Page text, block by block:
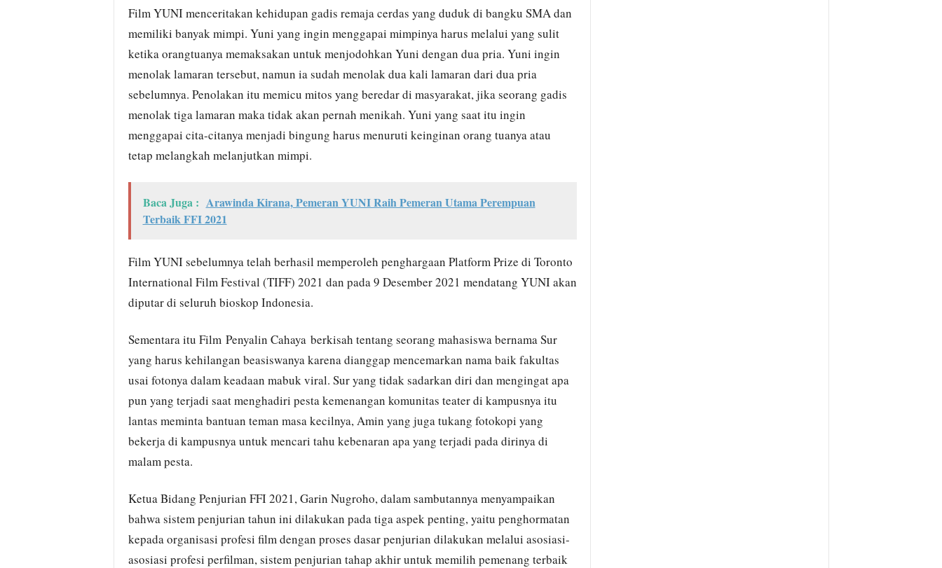
Film YUNI menceritakan kehidupan gadis remaja cerdas yang duduk di bangku SMA dan
memiliki banyak mimpi. Yuni yang ingin menggapai mimpinya harus melalui yang sulit
ketika orangtuanya memaksakan untuk menjodohkan Yuni dengan dua pria. Yuni ingin
menolak lamaran tersebut, namun ia sudah menolak dua kali lamaran dari dua pria
sebelumnya. Penolakan itu memicu mitos yang beredar di masyarakat, jika seorang gadis
menolak tiga lamaran maka tidak akan pernah menikah. Yuni yang saat itu ingin
menggapai cita-citanya menjadi bingung harus menuruti keinginan orang tuanya atau
tetap melangkah melanjutkan mimpi.
Baca Juga : Arawinda Kirana, Pemeran YUNI Raih Pemeran Utama Perempuan
Terbaik FFI 2021
Film YUNI sebelumnya telah berhasil memperoleh penghargaan Platform Prize di Toronto
International Film Festival (TIFF) 2021 dan pada 9 Desember 2021 mendatang YUNI akan
diputar di seluruh bioskop Indonesia.
Sementara itu Film Penyalin Cahaya berkisah tentang seorang mahasiswa bernama Sur
yang harus kehilangan beasiswanya karena dianggap mencemarkan nama baik fakultas
usai fotonya dalam keadaan mabuk viral. Sur yang tidak sadarkan diri dan mengingat apa
pun yang terjadi saat menghadiri pesta kemenangan komunitas teater di kampusnya itu
lantas meminta bantuan teman masa kecilnya, Amin yang juga tukang fotokopi yang
bekerja di kampusnya untuk mencari tahu kebenaran apa yang terjadi pada dirinya di
malam pesta.
Ketua Bidang Penjurian FFI 2021, Garin Nugroho, dalam sambutannya menyampaikan
bahwa sistem penjurian tahun ini dilakukan pada tiga aspek penting, yaitu penghormatan
kepada organisasi profesi film dengan proses dasar penjurian dilakukan melalui asosiasi-
asosiasi profesi perfilman, sistem penjurian tahap akhir untuk memilih pemenang terbaik